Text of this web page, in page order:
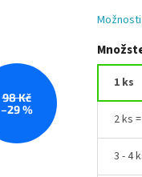
98 Kč
–29 %
1 ks
2 ks
3 - 4